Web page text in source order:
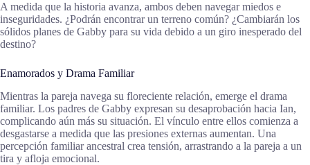
A medida que la historia avanza, ambos deben navegar miedos e
inseguridades. ¿Podrán encontrar un terreno común? ¿Cambiarán los
sólidos planes de Gabby para su vida debido a un giro inesperado del
destino?
Enamorados y Drama Familiar
Mientras la pareja navega su floreciente relación, emerge el drama
familiar. Los padres de Gabby expresan su desaprobación hacia Ian,
complicando aún más su situación. El vínculo entre ellos comienza a
desgastarse a medida que las presiones externas aumentan. Una
percepción familiar ancestral crea tensión, arrastrando a la pareja a un
tira y afloja emocional.